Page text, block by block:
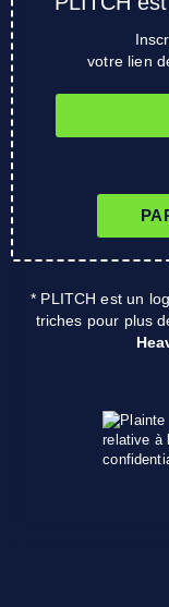
votre lien
* PLITCH est un
triches pour plus